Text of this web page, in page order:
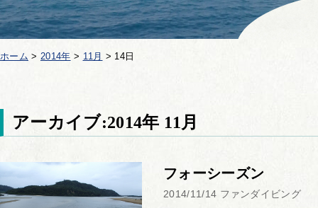
ホーム > 2014年 > 11月 > 14日
アーカイブ:2014年 11月
フォーシーズン
2014/11/14 ファンダイビング